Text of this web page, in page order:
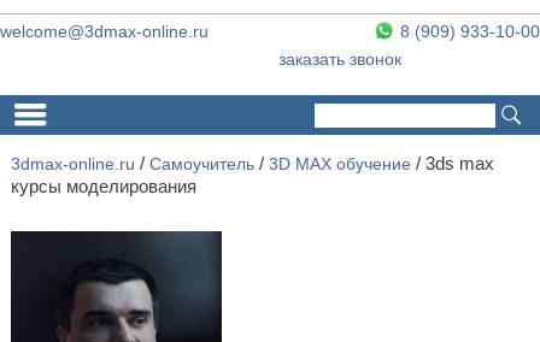
welcome@3dmax-online.ru
8 (909) 933-10-00
заказать звонок
3dmax-online.ru / Самоучитель/ 3D MAX обучение / 3ds max
курсы моделирования